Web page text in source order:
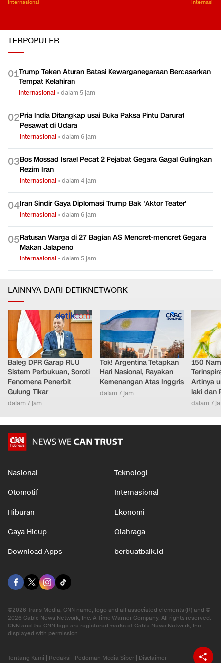
Internasional
TERPOPULER
01Trump Teken Aturan Batasi Kewarganegaraan Berdasarkan
Tempat Kelahiran
Internasional •dalam 5 jam
02Pria India Ditangkap usai Buka Paksa Pintu Darurat
Pesawat di Udara
Internasional •dalam 6 jam
03Bos Mossad Israel Pecat 2 Pejabat Gegara Gagal Gulingkan
Rezim Iran
Internasional •dalam 4 jam
04Iran Sindir Gaya Diplomasi Trump Bak 'Aktor Teater'
Internasional •dalam 6 jam
05Ratusan Warga di 27 Bagian AS Mencret-mencret Gegara
Makan Jalapeno
Internasional •dalam 5 jam
LAINNYA DARI DETIKNETWORK
Baleg DPR Garap RUU
Sistem Perbukuan, Soroti
Fenomena Penerbit
Gulung Tikar
dalam 7 jam
Tok! Argentina Tetapkan
Hari Nasional, Rayakan
Kemenangan Atas Inggris
dalam 7 jam
150
Artinya
laki dan
dalam 7
Nasional Teknologi
Otomotif Internasional
Hiburan Ekonomi
Gaya Hidup Olahraga
Download Apps berbuatbaik.id
©2026 Trans Media, CNN name, logo and all associated elements (R) and ©
2026 Cable News Network, Inc. A Time Warner Company. All rights reserved.
CNN and the CNN logo are registered marks of Cable News Network, Inc.,
displayed with permission.
Tentang Kami | Redaksi | Pedoman Media Siber | Disclaimer